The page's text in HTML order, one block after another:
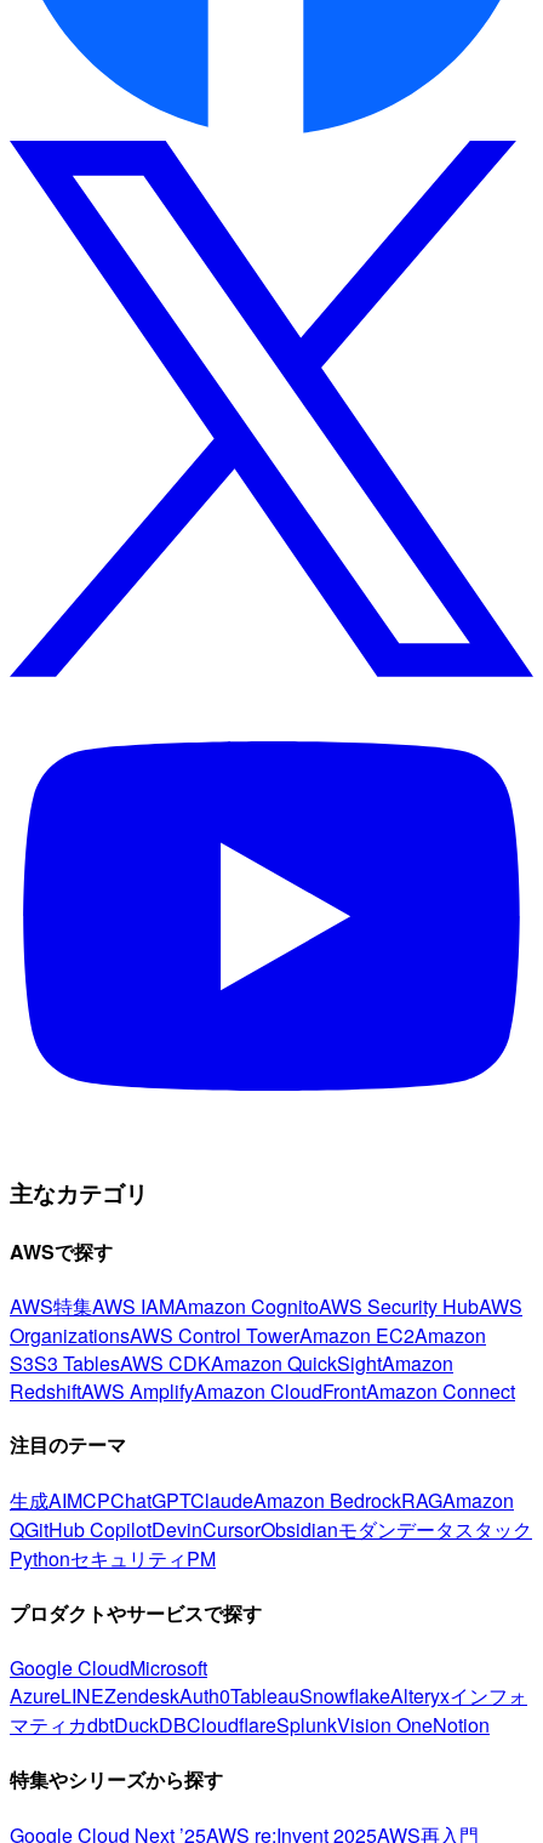
主なカテゴリ
AWSで探す
AWS特集AWS IAMAmazon CognitoAWS Security HubAWS
OrganizationsAWS Control TowerAmazon EC2Amazon
S3S3 TablesAWS CDKAmazon QuickSightAmazon
RedshiftAWS AmplifyAmazon CloudFrontAmazon Connect
注目のテーマ
生成AIMCPChatGPTClaudeAmazon BedrockRAGAmazon
QGitHub CopilotDevinCursorObsidianモダンデータスタック
PythonセキュリティPM
プロダクトやサービスで探す
Google CloudMicrosoft
AzureLINEZendeskAuth0TableauSnowflakeAlteryxインフォ
マティカdbtDuckDBCloudflareSplunkVision OneNotion
特集やシリーズから探す
Google Cloud Next ’25AWS re:Invent 2025AWS再入門